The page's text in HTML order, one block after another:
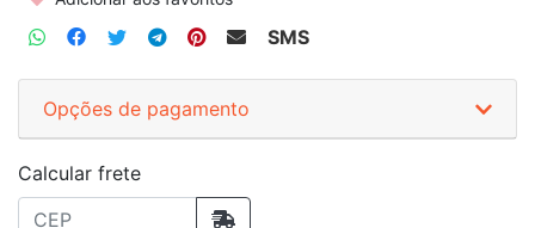
SMS
Opções de pagamento
Calcular frete